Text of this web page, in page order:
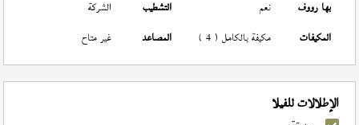
بها رووف
نعم التشطيب
الشركة
المكيفات
مكيفة بالكامل ( 4 ) المصاعد غير متاح
الإطلالات للفيلا